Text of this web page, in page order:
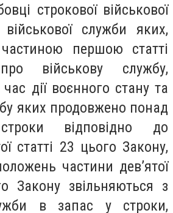
строкової військової
служби яких,
першою статті
військову службу,
дії воєнного стану та
яких продовжено понад
відповідно до
статті 23 цього Закону,
частини девʼятої
Закону звільняються з
в запас у строки,